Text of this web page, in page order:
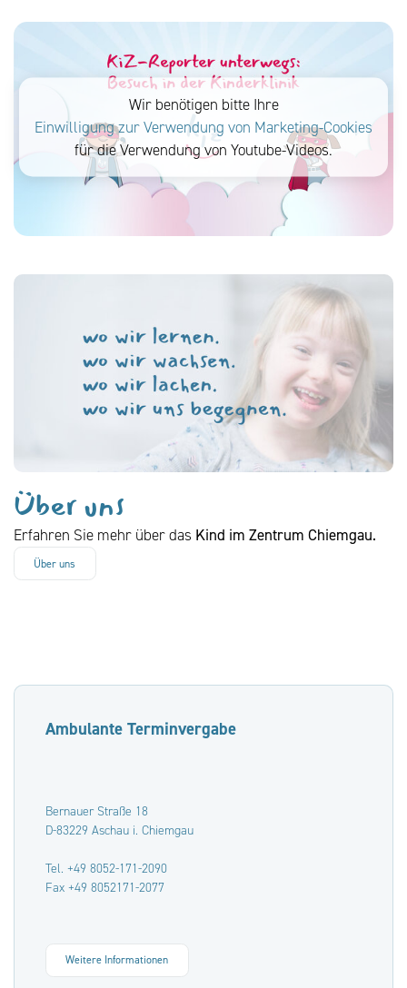
Wir benötigen bitte Ihre
Einwilligung zur Verwendung von Marketing-Cookies
für die Verwendung von Youtube-Videos.
Über uns
Erfahren Sie mehr über das Kind im Zentrum Chiemgau.
Über uns
Ambulante Terminvergabe
Bernauer Straße 18
D-83229 Aschau i. Chiemgau
Tel. +49 8052-171-2090
Fax +49 8052171-2077
Weitere Informationen